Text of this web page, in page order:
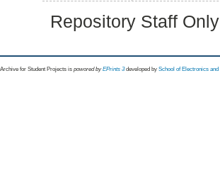
Repository Staff
for Student Projects is powored byEPrints 3 developed by School of Electronics